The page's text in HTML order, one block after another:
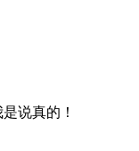
说真的！